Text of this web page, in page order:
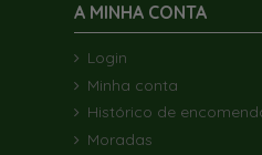
A MINHA CONTA
Login
Minha conta
Histórico de
Moradas